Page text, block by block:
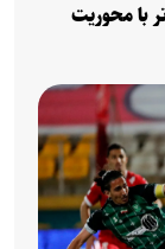
با محوریت